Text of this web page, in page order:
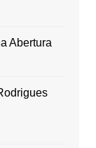
Abertura